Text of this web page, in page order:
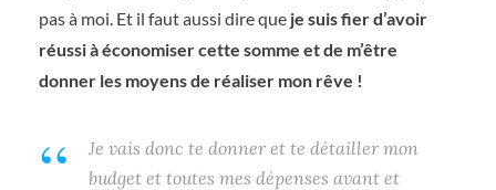
pas à moi. Et il faut aussi dire que je suis fier d’avoir
réussi à économiser cette somme et de m’être
donner les moyens de réaliser mon rêve !
Je vais donc te donner et te détailler mon
budget et toutes mes dépenses avant et